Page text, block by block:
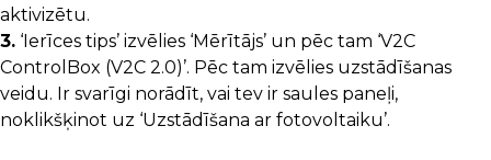
aktivizētu.
3. ‘Ierīces tips’ izvēlies ‘Mērītājs’ un pēc tam ‘V2C
ControlBox (V2C 2.0)’. Pēc tam izvēlies uzstādīšanas
veidu. Ir svarīgi norādīt, vai tev ir saules paneļi,
noklikšķinot uz ‘Uzstādīšana ar fotovoltaiku’.